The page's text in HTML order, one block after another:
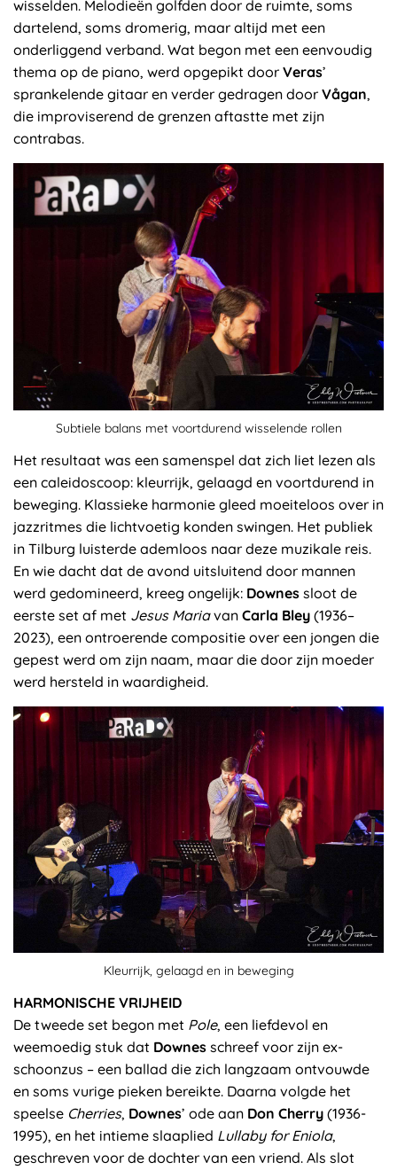
wisselden. Melodieën golfden door de ruimte, soms
dartelend, soms dromerig, maar altijd met een
onderliggend verband. Wat begon met een eenvoudig
thema op de piano, werd opgepikt door Veras’
sprankelende gitaar en verder gedragen door Vågan,
die improviserend de grenzen aftastte met zijn
contrabas.
Subtiele balans met voortdurend wisselende rollen
Het resultaat was een samenspel dat zich liet lezen als
een caleidoscoop: kleurrijk, gelaagd en voortdurend in
beweging. Klassieke harmonie gleed moeiteloos over in
jazzritmes die lichtvoetig konden swingen. Het publiek
in Tilburg luisterde ademloos naar deze muzikale reis.
En wie dacht dat de avond uitsluitend door mannen
werd gedomineerd, kreeg ongelijk: Downes sloot de
eerste set af met Jesus Mariavan Carla Bley (1936–
2023), een ontroerende compositie over een jongen die
gepest werd om zijn naam, maar die door zijn moeder
werd hersteld in waardigheid.
Kleurrijk, gelaagd en in beweging
HARMONISCHE VRIJHEID
De tweede set begon met Pole, een liefdevol en
weemoedig stuk dat Downes schreef voor zijn ex-
schoonzus – een ballad die zich langzaam ontvouwde
en soms vurige pieken bereikte. Daarna volgde het
speelse Cherries, Downes’ ode aan Don Cherry (1936-
1995), en het intieme slaaplied Lullaby for Eniola,
geschreven voor de dochter van een vriend. Als slot